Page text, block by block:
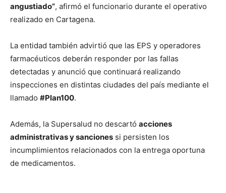
angustiado”, afirmó el funcionario durante el operativo
realizado en Cartagena.
La entidad también advirtió que las EPS y operadores
farmacéuticos deberán responder por las fallas
detectadas y anunció que continuará realizando
inspecciones en distintas ciudades del país mediante el
llamado #Plan100.
Además, la Supersalud no descartó acciones
administrativas y sanciones si persisten los
incumplimientos relacionados con la entrega oportuna
de medicamentos.